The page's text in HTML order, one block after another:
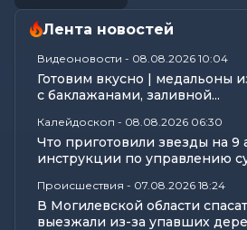
Лента новостей
Видеоновости - 08.08.2026 10:04
Готовим вкусно | медальоны
с баклажанами, заливной...
Калейдоскоп - 08.08.2026 06:30
Что приготовили звезды на 9
инструкции по управлению
Происшествия - 07.08.2026 18:24
В Могилевской области
выезжали из-за упавших